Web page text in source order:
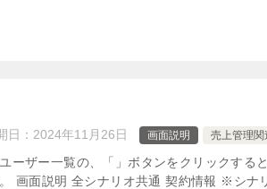
日： 2024年11月26日 画面説明 売上管理関
ザー一覧の、「」ボタンをクリックする
画面説明 全シナリオ共通 契約情報 ※シ